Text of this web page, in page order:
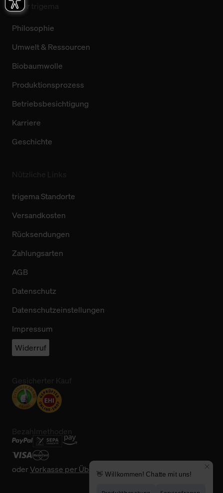
Über trigema
Philosophie
Umwelt & Ressourcen
Biobaumwolle
Produktionsprozess
Betriebsbesichtigung
Karriere
Geschichte
trigema Standorte
Versandkosten
Rücksendungen
Zahlungsarten
AGB
Datenschutz
Datenschutzeinstellungen
Impressum
Widerruf
oderVorkasse per Überweisung